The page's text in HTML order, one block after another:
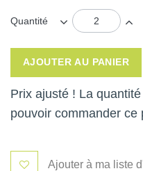
Quantité
AJOUTER AU PANIER
Prix ajusté ! La
pouvoir commander ce
Ajouter à ma liste